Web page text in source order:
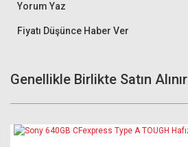
Yorum Yaz
Fiyatı Düşünce Haber Ver
Genellikle Birlikte Satın Alınır